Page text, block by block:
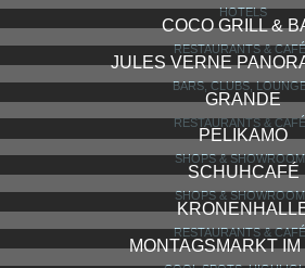
OOO ROOFTOP
RESTAURANTS &